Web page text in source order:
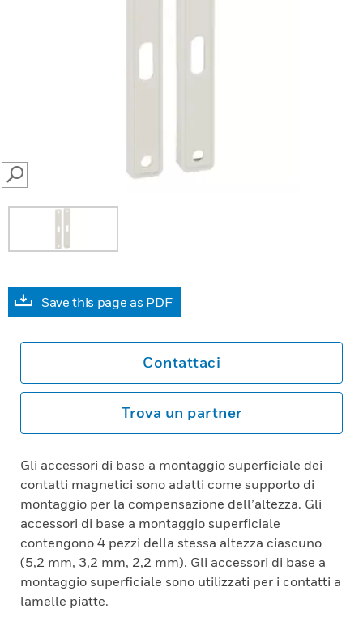
SEARCH
Save this page as PDF
Contattaci
Trova un partner
Gli accessori di base a montaggio superficiale dei
contatti magnetici sono adatti come supporto di
montaggio per la compensazione dell’altezza. Gli
accessori di base a montaggio superficiale
contengono 4 pezzi della stessa altezza ciascuno
(5,2 mm, 3,2 mm, 2,2 mm). Gli accessori di base a
montaggio superficiale sono utilizzati per i contatti a
lamelle piatte.